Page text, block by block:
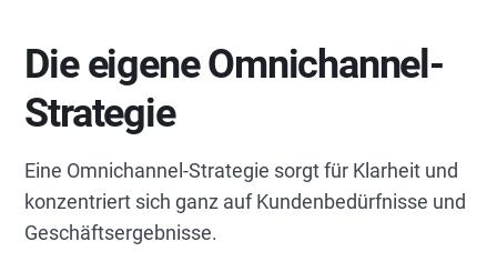
Die eigene Omnichannel-
Strategie
Eine Omnichannel-Strategie sorgt für Klarheit und
konzentriert sich ganz auf Kundenbedürfnisse und
Geschäftsergebnisse.